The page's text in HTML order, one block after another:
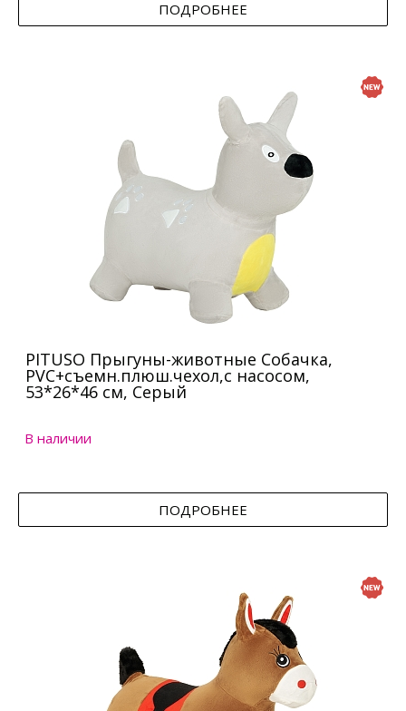
ПОДРОБНЕЕ
PITUSO Прыгуны-животные Собачка,
PVC+съемн.плюш.чехол,с насосом,
53*26*46 см, Серый
В наличии
ПОДРОБНЕЕ